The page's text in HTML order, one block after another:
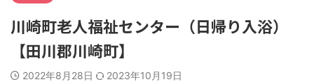
川崎町老人福祉センター（日帰り入浴）
【田川郡川崎町】
2022年8月28日 2023年10月19日